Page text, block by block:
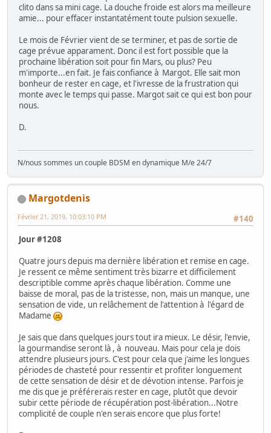
clito dans sa mini cage. La douche froide est alors ma meilleure
amie... pour effacer instantatément toute pulsion sexuelle.
Le mois de Février vient de se terminer, et pas de sortie de
cage prévue apparament. Donc il est fort possible que la
prochaine libération soit pour fin Mars, ou plus? Peu
m'importe...en fait. Je fais confiance à Margot. Elle sait mon
bonheur de rester en cage, et l'ivresse de la frustration qui
monte avec le temps qui passe. Margot sait ce qui est bon pour
nous.
D.
N/nous sommes un couple BDSM en dynamique M/e 24/7
Margotdenis
#140
Février 21, 2019, 10:03:10 PM
Jour #1208
Quatre jours depuis ma dernière libération et remise en cage.
Je ressent ce même sentiment très bizarre et difficilement
descriptible comme après chaque libération. Comme une
baisse de moral, pas de la tristesse, non, mais un manque, une
sensation de vide, un relâchement de l'attention à l'égard de
Madame
Je sais que dans quelques jours tout ira mieux. Le désir, l'envie,
la gourmandise seront là , à nouveau. Mais pour cela je dois
attendre plusieurs jours. C'est pour cela que j'aime les longues
périodes de chasteté pour ressentir et profiter longuement
de cette sensation de désir et de dévotion intense. Parfois je
me dis que je préférerais rester en cage, plutôt que devoir
subir cette période de récupération post-libération...Notre
complicité de couple n'en serais encore que plus forte!